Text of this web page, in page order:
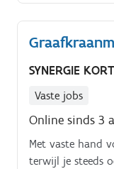
bestellingen
registreren met
leveringsbonnen-
van productie
weekdag van
SYNERGIE
Vaste jobs
Online sinds 3
Met vaste hand
terwijl je steeds